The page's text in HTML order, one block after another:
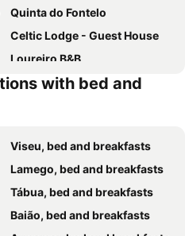
Quinta do Fontelo
Celtic Lodge - Guest House
Loureiro B&B
Lago da Garça Guesthouse
Quinta do Souto
Casa Das Termas
Antiga "Casa do Porco"
with bed and
Viseu, bed and breakfasts
Lamego, bed and breakfasts
Tábua, bed and breakfasts
Baião, bed and breakfasts